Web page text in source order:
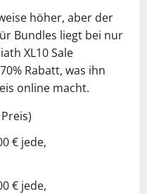
höher, aber der
Bundles liegt bei nur
XL10 Sale
Rabatt, was ihn
online macht.
€ jede,
€ jede,